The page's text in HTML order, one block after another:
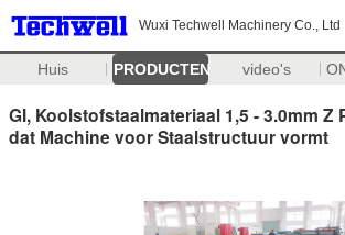
Wuxi Techwell Machinery Co., Ltd
Huis PRODUCTEN video's
GI, Koolstofstaalmateriaal 1,5 - 3.0mm Z
dat Machine voor Staalstructuur vormt